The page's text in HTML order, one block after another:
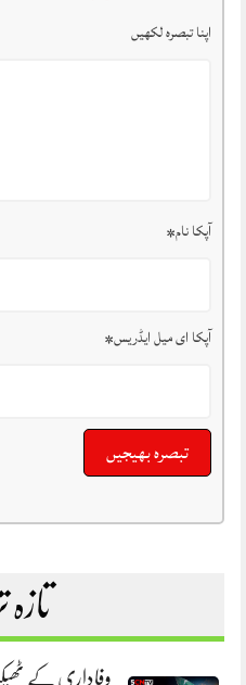
اپنا تبصرہ لکھیں
آپکا نام*
آپکا ای میل ایڈریس*
تازہ
وفاداری کے